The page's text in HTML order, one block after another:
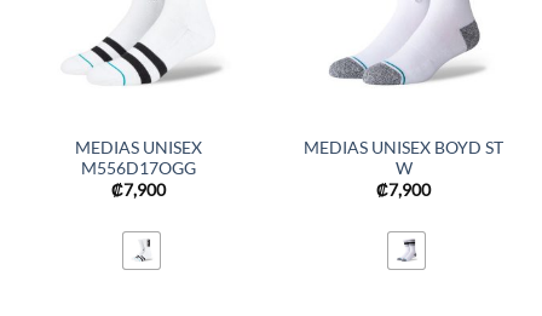
MEDIAS UNISEX
M556D17OGG
₡7,900
MEDIAS UNISEX BOYD ST
W
₡7,900